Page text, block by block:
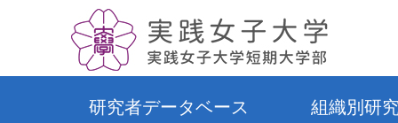
研究者データベース 組織別研